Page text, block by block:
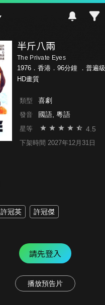
半斤八兩
The Private Eyes
1976．香港．96分鐘 ． 普遍級
HD畫質
類型 喜劇
發音 國語, 粵語
星等 4.5
下架時間 2027年12月31日
許冠英 許冠傑
請先登入
播放預告片